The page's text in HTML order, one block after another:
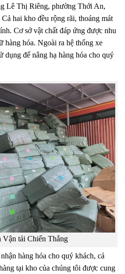
Lê Thị Riêng, phường Thới An,
hai kho đều rộng rãi, thoáng mát
Cơ sở vật chất đáp ứng được nhu
hàng hóa. Ngoài ra hệ thống xe
dụng để nâng hạ hàng hóa cho quý
Vận tải Chiến Thắng
hàng hóa cho quý khách, cả
tại kho của chúng tôi được cung